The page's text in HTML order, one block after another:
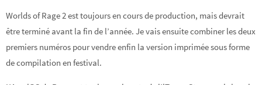
Worlds of Rage 2 est toujours en cours de production, mais devrait
être terminé avant la fin de l’année. Je vais ensuite combiner les deux
premiers numéros pour vendre enfin la version imprimée sous forme
de compilation en festival.